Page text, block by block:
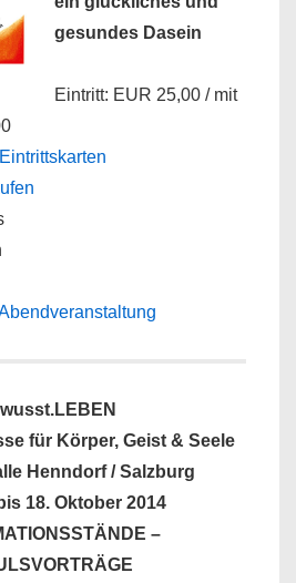
gesundes Dasein
Eintritt: EUR 25,00 / mit
für Körper, Geist & Seele
Henndorf / Salzburg
18. Oktober 2014
–